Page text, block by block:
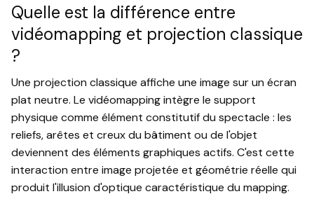
Quelle est la différence entre
vidéomapping et projection classique
?
Une projection classique affiche une image sur un écran
plat neutre. Le vidéomapping intègre le support
physique comme élément constitutif du spectacle : les
reliefs, arêtes et creux du bâtiment ou de l'objet
deviennent des éléments graphiques actifs. C'est cette
interaction entre image projetée et géométrie réelle qui
produit l'illusion d'optique caractéristique du mapping.